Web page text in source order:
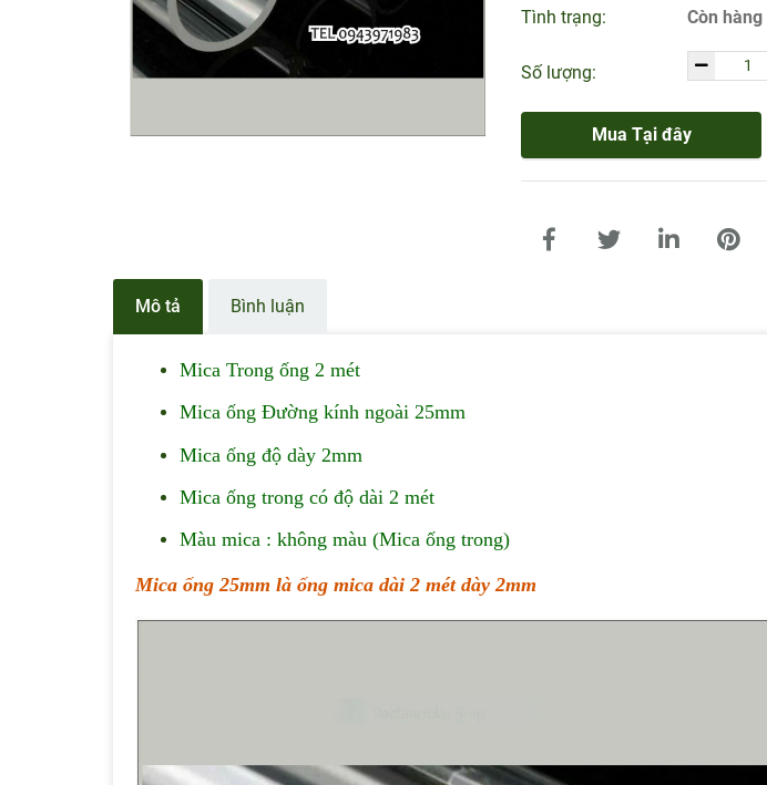
Tình trạng: Còn hàng
Số lượng:
Mua Tại đây
Mô tả Bình luận
Mica Trong ống 2 mét
Mica ống Đường kính ngoài 25mm
Mica ống độ dày 2mm
Mica ống trong có độ dài 2 mét
Màu mica : không màu (Mica ống trong)
Mica ống 25mm là ống mica dài 2 mét dày 2mm